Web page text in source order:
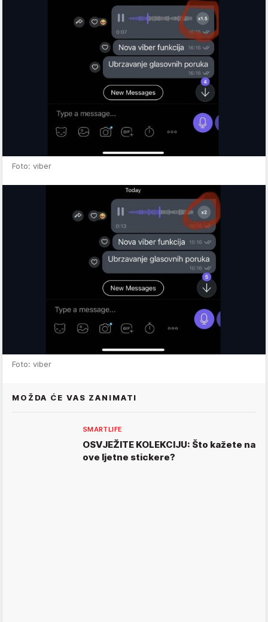
Foto: viber
Foto: viber
MOŽDA ĆE VAS ZANIMATI
SMARTLIFE
OSVJEŽITE KOLEKCIJU: Što kažete na
ove ljetne stickere?